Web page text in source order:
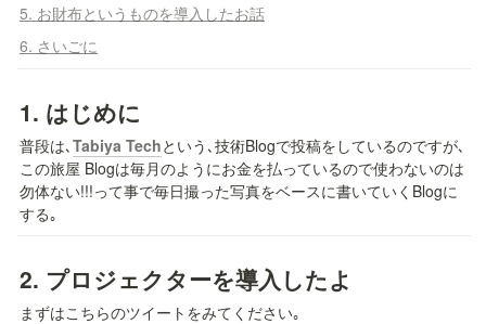
5. お財布というものを導入したお話
6. さいごに
1. はじめに
普段は､ Tabiya Techという､技術Blogで投稿をしているのですが､
この旅屋 Blogは毎月のようにお金を払っているので使わないのは
勿体ない!!!って事で毎日撮った写真をベースに書いていくBlogに
する｡
2. プロジェクターを導入したよ
まずはこちらのツイートをみてください｡